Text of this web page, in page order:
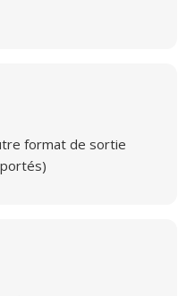
format de sortie